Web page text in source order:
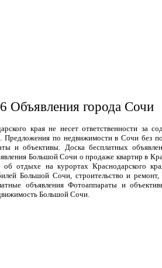
Объявления города Сочи
края не несет ответственности за
Предложения по недвижимости в Сочи без
и объективы. Доска бесплатных
Большой Сочи о продаже квартир в
отдыхе на курортах Краснодарского
Большой Сочи, строительство и
объявления Фотоаппараты и
Большой Сочи.